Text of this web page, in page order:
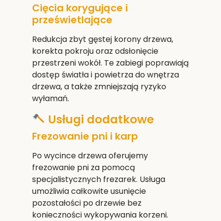
Cięcia korygujące i
prześwietlające
Redukcja zbyt gęstej korony drzewa,
korekta pokroju oraz odsłonięcie
przestrzeni wokół. Te zabiegi poprawiają
dostęp światła i powietrza do wnętrza
drzewa, a także zmniejszają ryzyko
wyłamań.
Usługi dodatkowe
Frezowanie pni i karp
Po wycince drzewa oferujemy
frezowanie pni za pomocą
specjalistycznych frezarek. Usługa
umożliwia całkowite usunięcie
pozostałości po drzewie bez
konieczności wykopywania korzeni.